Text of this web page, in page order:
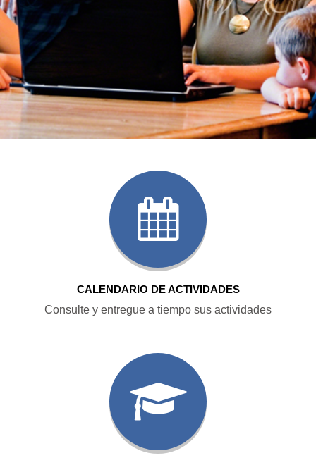
CALENDARIO DE ACTIVIDADES
Consulte y entregue a tiempo sus actividades